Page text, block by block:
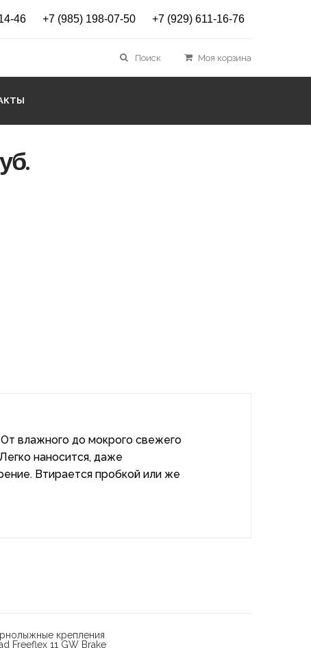
46 +7 (985) 198-07-50 +7 (929) 611-16-76
Поиск Моя корзина
ГОНОЧНЫЙ
HOLMENKOL
15g
влажного до мокрого свежего
наносится, даже
Втирается пробкой или же